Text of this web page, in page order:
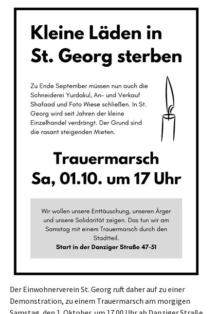
Der Einwohnerverein St. Georg ruft daher auf zu einer
Demonstration, zu einem Trauermarsch am morgigen